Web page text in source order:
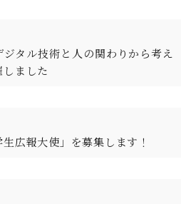
タル技術と人の関わりから考え
ました
広報大使」を募集します！